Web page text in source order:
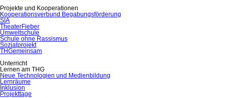
Projekte und Kooperationen
Kooperationsverbund Begabungsförderung
SIA
TheaterFieber
Umweltschule
Schule ohne Rassismus
Sozialprojekt
THGemeinsam
Unterricht
Lernen am THG
Neue Technologien und Medienbildung
Lernräume
Inklusion
Projekttage